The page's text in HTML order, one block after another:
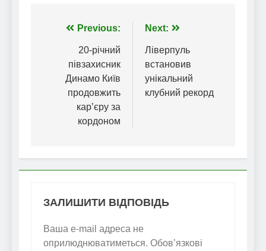
Навігація
записів
Previous:
20-річний
півзахисник
Динамо Київ
продовжить
карʼєру за
кордоном
Next:
Ліверпуль
встановив
унікальний
клубний рекорд
ЗАЛИШИТИ ВІДПОВІДЬ
Ваша e-mail адреса не
оприлюднюватиметься. Обов’язкові